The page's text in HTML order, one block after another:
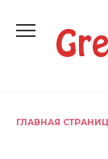
содержанию
ГЛАВНАЯ